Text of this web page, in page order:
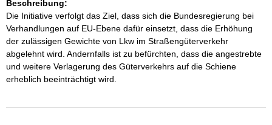
Beschreibung:
Die Initiative verfolgt das Ziel, dass sich die Bundesregierung bei
Verhandlungen auf EU-Ebene dafür einsetzt, dass die Erhöhung
der zulässigen Gewichte von Lkw im Straßengüterverkehr
abgelehnt wird. Andernfalls ist zu befürchten, dass die angestrebte
und weitere Verlagerung des Güterverkehrs auf die Schiene
erheblich beeinträchtigt wird.